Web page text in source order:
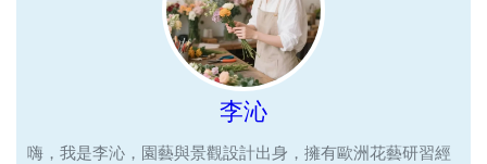
李沁
嗨，我是李沁，園藝與景觀設計出身，擁有歐洲花藝研習經